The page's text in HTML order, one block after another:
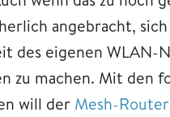
angebracht,
des eigenen WLAN-
zu machen. Mit den
will der Mesh-Router